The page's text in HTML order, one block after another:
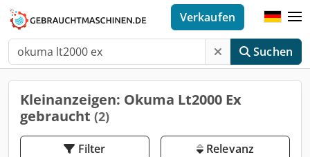
Suchen
Verkaufen
Kleinanzeigen: Okuma Lt2000 Ex
gebraucht (2)
Filter Relevanz